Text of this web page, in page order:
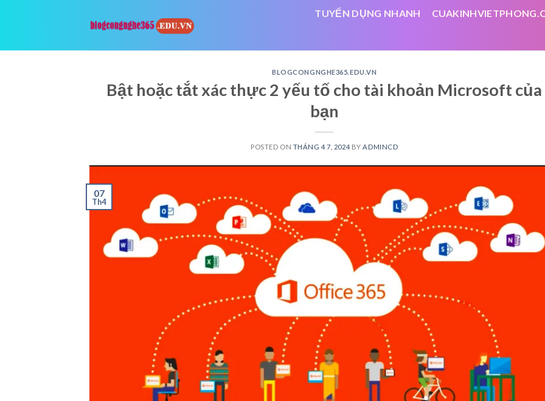
TUYỂN DỤNG NHANH
BLOGCONGNGHE365.EDU.VN
Bật hoặc tắt xác thực 2 yếu tố cho tài khoản Microsoft của
bạn
POSTED ON THÁNG 4 7, 2024 BY ADMINCD
07
Th4